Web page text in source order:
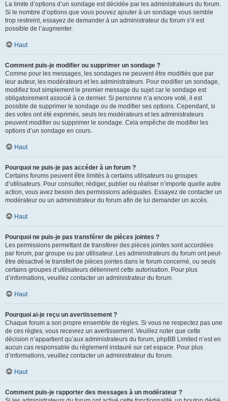
La limite d’options d’un sondage est décidée par les administrateurs du forum.
Si le nombre d’options que vous pouvez ajouter à un sondage vous semble
trop restreint, essayez de demander à un administrateur du forum s’il est
possible de l’augmenter.
Haut
Comment puis-je modifier ou supprimer un sondage ?
Comme pour les messages, les sondages ne peuvent être modifiés que par
leur auteur, les modérateurs et les administrateurs. Pour modifier un sondage,
modifiez tout simplement le premier message du sujet car le sondage est
obligatoirement associé à ce dernier. Si personne n’a encore voté, il est
possible de supprimer le sondage ou de modifier ses options. Cependant, si
des votes ont été exprimés, seuls les modérateurs et les administrateurs
peuvent modifier ou supprimer le sondage. Cela empêche de modifier les
options d’un sondage en cours.
Haut
Pourquoi ne puis-je pas accéder à un forum ?
Certains forums peuvent être limités à certains utilisateurs ou groupes
d’utilisateurs. Pour consulter, rédiger, publier ou réaliser n’importe quelle autre
action, vous avez besoin des permissions adéquates. Essayez de contacter un
modérateur ou un administrateur du forum afin de lui demander un accès.
Haut
Pourquoi ne puis-je pas transférer de pièces jointes ?
Les permissions permettant de transférer des pièces jointes sont accordées
par forum, par groupe ou par utilisateur. Les administrateurs du forum ont peut-
être désactivé le transfert de pièces jointes dans le forum concerné, ou seuls
certains groupes d’utilisateurs détiennent cette autorisation. Pour plus
d’informations, veuillez contacter un administrateur du forum.
Haut
Pourquoi ai-je reçu un avertissement ?
Chaque forum a son propre ensemble de règles. Si vous ne respectez pas une
de ces règles, vous recevrez un avertissement. Veuillez noter que cette
décision n’appartient qu’aux administrateurs du forum, phpBB Limited n’est en
aucun cas responsable du règlement instauré sur cet espace. Pour plus
d’informations, veuillez contacter un administrateur du forum.
Haut
Comment puis-je rapporter des messages à un modérateur ?